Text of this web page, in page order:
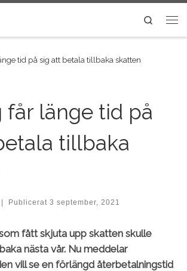
Search
tid på sig att betala tillbaka skatten
får länge tid på
tillbaka
Publicerat 3 september, 2021
fått skjuta upp skatten skulle
nästa vår. Nu meddelar
vill se en förlängd återbetalningstid